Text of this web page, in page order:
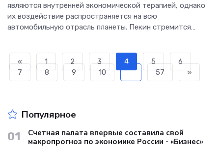
являются внутренней экономической терапией, однако
их воздействие распространяется на всю
автомобильную отрасль планеты. Пекин стремится
« 1 2 3 4 5
6
7
8 9 10 ... 57 »
Популярное
01
Счетная палата впервые составила свой
макропрогноз по экономике России - «Бизнес»